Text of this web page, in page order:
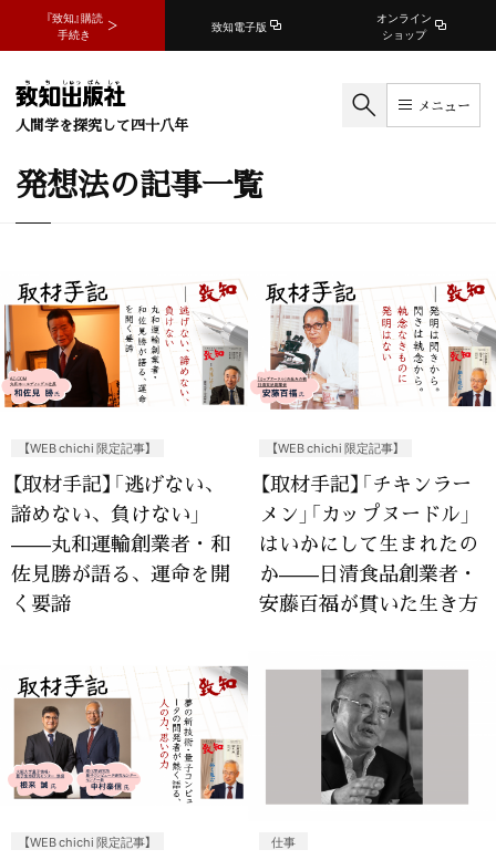
『致知』購読
手続き
致知電子版
オンライン
ショップ
人間学を探究して四十八年
メニュー
発想法の記事一覧
【WEB chichi 限定記事】
【取材手記】「逃げない、
諦めない、負けない」
——丸和運輸創業者・和
佐見勝が語る、運命を開
く要諦
【WEB chichi 限定記事】
【取材手記】「チキンラー
メン」「カップヌードル」
はいかにして生まれたの
か——日清食品創業者・
安藤百福が貫いた生き方
【WEB chichi 限定記事】 仕事